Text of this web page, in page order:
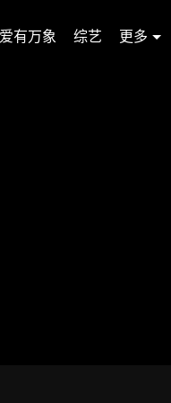
爱有万象 综艺 更多